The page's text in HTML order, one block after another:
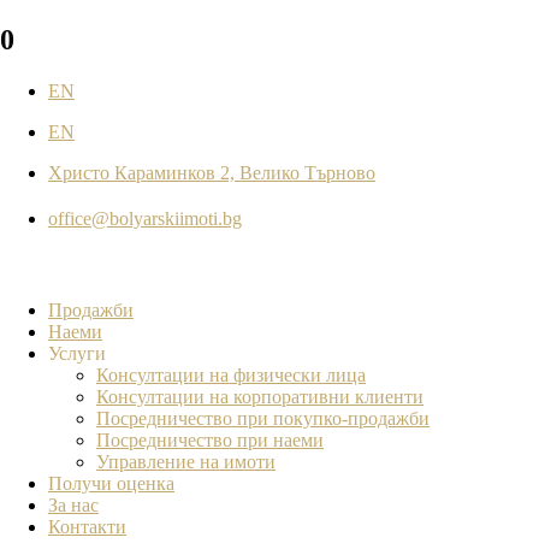
0
EN
EN
Христо Караминков 2, Велико Търново
office@bolyarskiimoti.bg
Продажби
Наеми
Услуги
Консултации на физически лица
Консултации на корпоративни клиенти
Посредничество при покупко-продажби
Посредничество при наеми
Управление на имоти
Получи оценка
За нас
Контакти